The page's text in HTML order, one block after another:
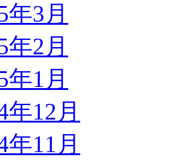
年3月
年2月
年1月
年12月
年11月